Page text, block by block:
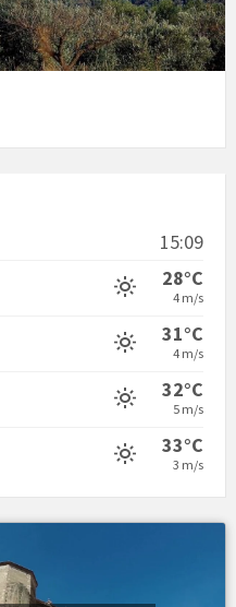
d'Emma Zafon
15:09
28°C
4 m/s
31°C
4 m/s
32°C
5 m/s
33°C
3 m/s